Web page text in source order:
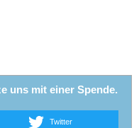
uns mit einer Spende.
Twitter